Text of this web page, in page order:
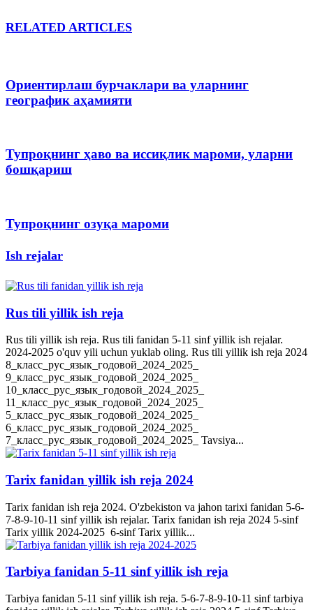
RELATED ARTICLES
Ориентирлаш бурчаклари ва уларнинг
географик аҳамияти
Тупроқнинг ҳаво ва иссиқлик мароми, уларни
бошқариш
Тупроқнинг озуқа мароми
Ish rejalar
Rus tili yillik ish reja
Rus tili yillik ish reja. Rus tili fanidan 5-11 sinf yillik ish rejalar.
2024-2025 o'quv yili uchun yuklab oling. Rus tili yillik ish reja 2024
8_класс_рус_язык_годовой_2024_2025_
9_класс_рус_язык_годовой_2024_2025_
10_класс_рус_язык_годовой_2024_2025_
11_класс_рус_язык_годовой_2024_2025_
5_класс_рус_язык_годовой_2024_2025_
6_класс_рус_язык_годовой_2024_2025_
7_класс_рус_язык_годовой_2024_2025_ Tavsiya...
Tarix fanidan yillik ish reja 2024
Tarix fanidan ish reja 2024. O'zbekiston va jahon tarixi fanidan 5-6-
7-8-9-10-11 sinf yillik ish rejalar. Tarix fanidan ish reja 2024 5-sinf
Tarix yillik 2024-2025 6-sinf Tarix yillik...
Tarbiya fanidan 5-11 sinf yillik ish reja
Tarbiya fanidan 5-11 sinf yillik ish reja. 5-6-7-8-9-10-11 sinf tarbiya